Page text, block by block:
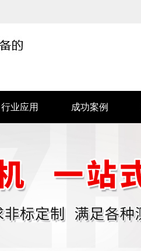
行业应用 成功案例